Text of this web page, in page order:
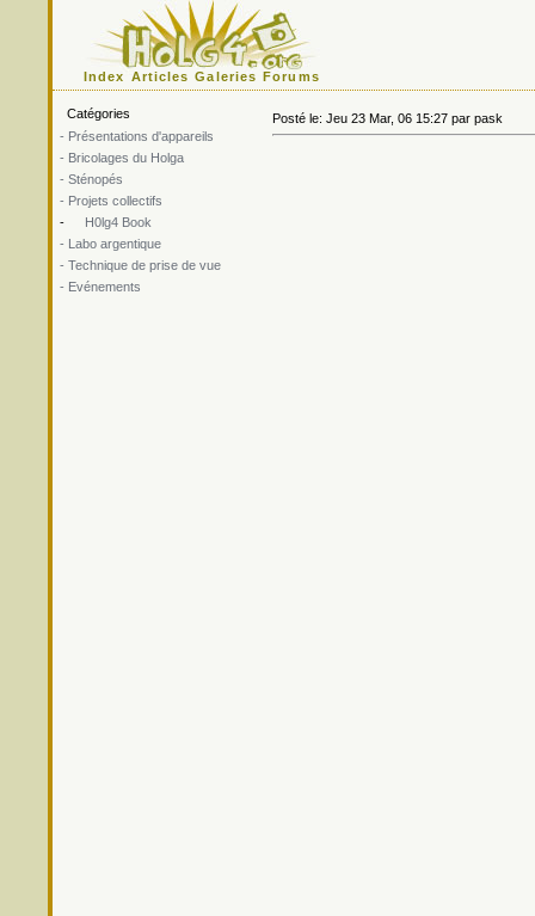
Index Articles Galeries Forums
Catégories
- Présentations d'appareils
- Bricolages du Holga
- Sténopés
- Projets collectifs
-
H0lg4 Book
- Labo argentique
- Technique de prise de vue
- Evénements
Posté le: Jeu 23 Mar, 06 15:27 par pask